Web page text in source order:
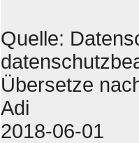
Quelle:
Übersetze
Adi
2018-06-01